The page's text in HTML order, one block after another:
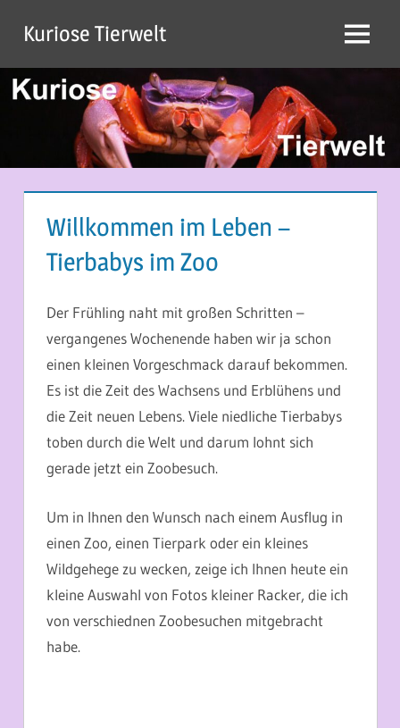
Inhalt
springen
Kuriose Tierwelt Menü
Willkommen im Leben –
Tierbabys im Zoo
Der Frühling naht mit großen Schritten –
vergangenes Wochenende haben wir ja schon
einen kleinen Vorgeschmack darauf bekommen.
Es ist die Zeit des Wachsens und Erblühens und
die Zeit neuen Lebens. Viele niedliche Tierbabys
toben durch die Welt und darum lohnt sich
gerade jetzt ein Zoobesuch.
Um in Ihnen den Wunsch nach einem Ausflug in
einen Zoo, einen Tierpark oder ein kleines
Wildgehege zu wecken, zeige ich Ihnen heute ein
kleine Auswahl von Fotos kleiner Racker, die ich
von verschiednen Zoobesuchen mitgebracht
habe.